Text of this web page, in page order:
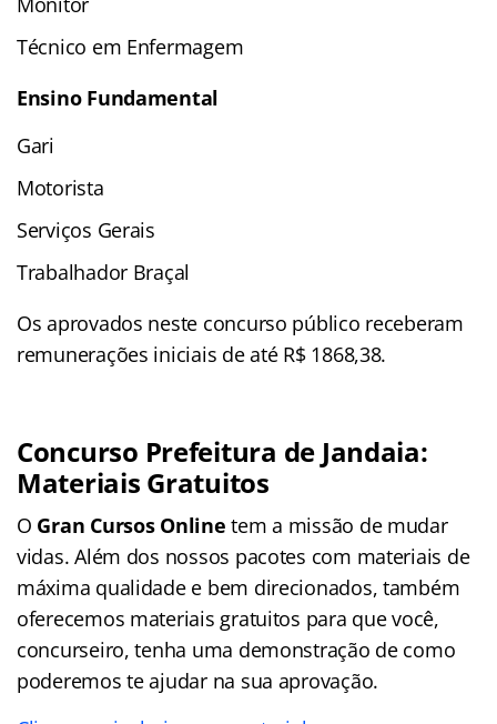
Técnico em Enfermagem
Ensino Fundamental
Gari
Motorista
Serviços Gerais
Trabalhador Braçal
Os aprovados neste concurso público receberam
remunerações iniciais de até R$ 1868,38.
Concurso Prefeitura de Jandaia:
Materiais Gratuitos
O Gran Cursos Onlinetem a missão de mudar
vidas. Além dos nossos pacotes com materiais de
máxima qualidade e bem direcionados, também
oferecemos materiais gratuitos para que você,
concurseiro, tenha uma demonstração de como
poderemos te ajudar na sua aprovação.